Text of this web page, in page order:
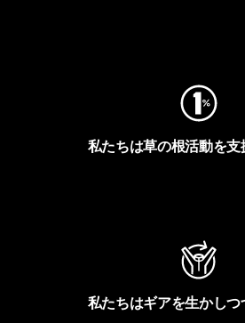
私たちは草の根活動を支
私たちはギアを生かしつ